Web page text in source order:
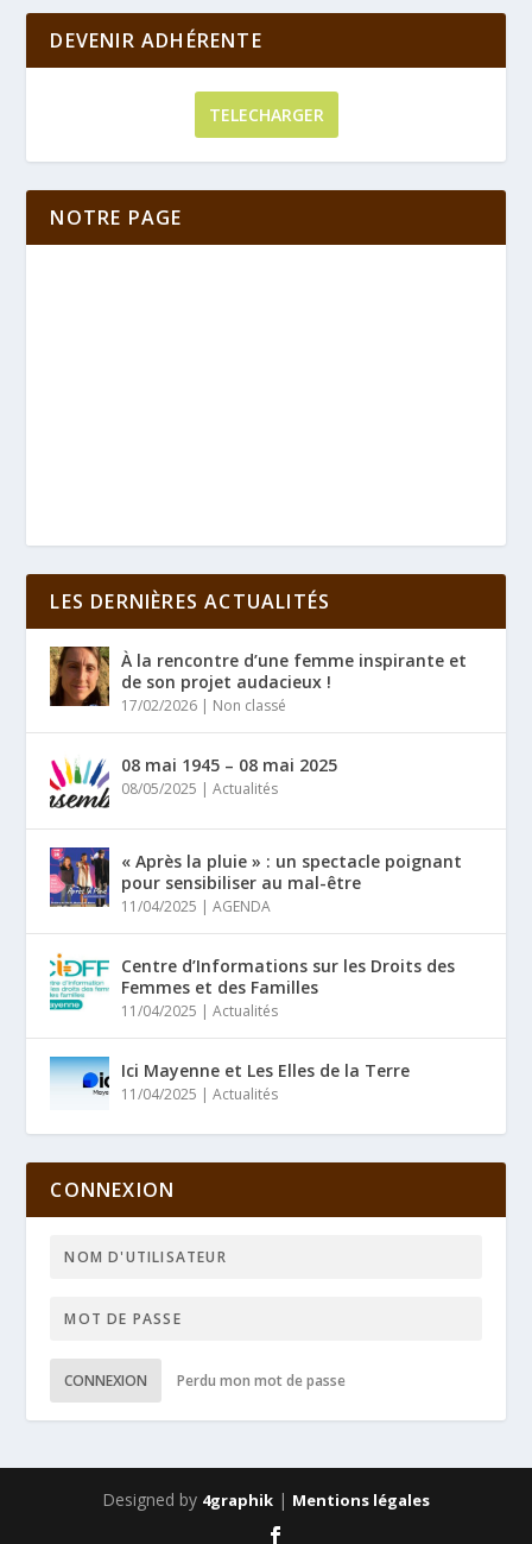
DEVENIR ADHÉRENTE
TELECHARGER
NOTRE PAGE
LES DERNIÈRES ACTUALITÉS
À la rencontre d’une femme inspirante et
de son projet audacieux !
17/02/2026 | Non classé
08 mai 1945 – 08 mai 2025
08/05/2025 |Actualités
« Après la pluie » : un spectacle poignant
pour sensibiliser au mal-être
11/04/2025 |AGENDA
Centre d’Informations sur les Droits des
Femmes et des Familles
11/04/2025 |Actualités
Ici Mayenne et Les Elles de la Terre
11/04/2025 |Actualités
CONNEXION
CONNEXION Perdu mon mot de passe
Designed by 4graphik | Mentions légales